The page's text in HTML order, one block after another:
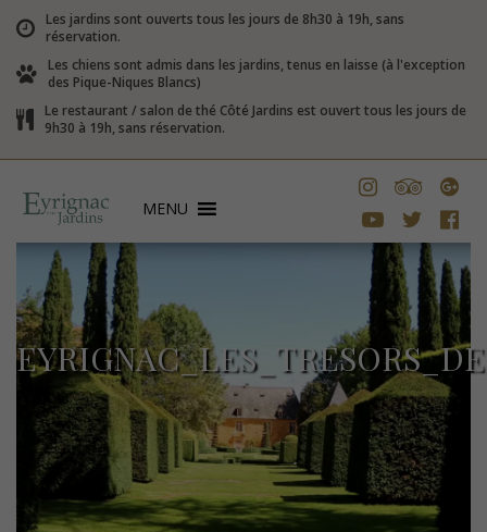
Les jardins sont ouverts tous les jours de 8h30 à 19h, sans
réservation.
Les chiens sont admis dans les jardins, tenus en laisse (à l'exception
des Pique-Niques Blancs)
Le restaurant / salon de thé Côté Jardins est ouvert tous les jours de
9h30 à 19h, sans réservation.
MENU